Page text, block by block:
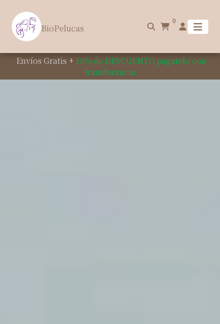
BioPelucas
0
Envíos Gratis + 10% de DESCUENTO pagando con
transferencia